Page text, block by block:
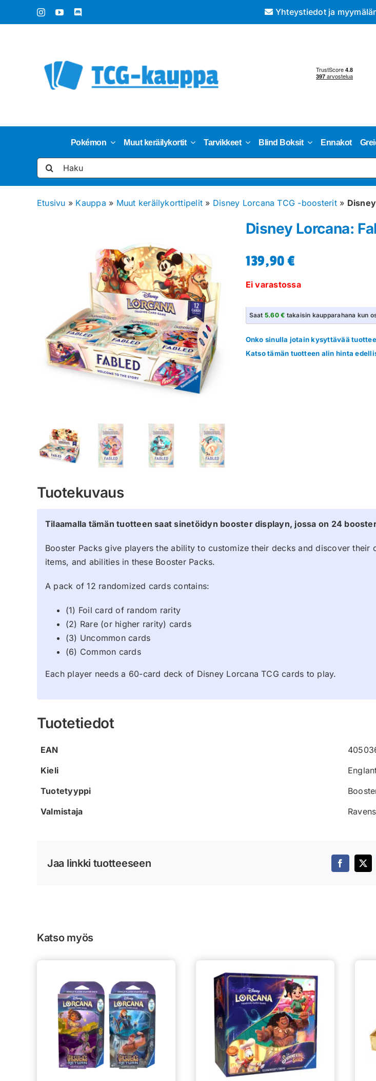
Yhteystiedot ja
Pokémon Muut keräilykortit Tarvikkeet Blind Boksit Ennakot
Etsi
...
Etusivu » Kauppa » Muut keräilykorttipelit » Disney Lorcana TCG -boosterit»
Disney Lorcana:
139,90€
Ei varastossa
Saat 5.60 € takaisin kaupparahana kun
Onko sinulla jotain kysyttävää
Katso tämän tuotteen alin hinta
Tuotekuvaus
Tilaamalla tämän tuotteen saat sinetöidyn booster displayn, jossa on 24
Booster Packs give players the ability to customize their decks and discover
items, and abilities in these Booster Packs.
A pack of 12 randomized cards contains:
(1) Foil card of random rarity
(2) Rare (or higher rarity) cards
(3) Uncommon cards
(6) Common cards
Each player needs a 60-card deck of Disney Lorcana TCG cards to play.
Tuotetiedot
EAN
Kieli
Tuotetyyppi
Valmistaja
Jaa linkki tuotteeseen
Katso myös